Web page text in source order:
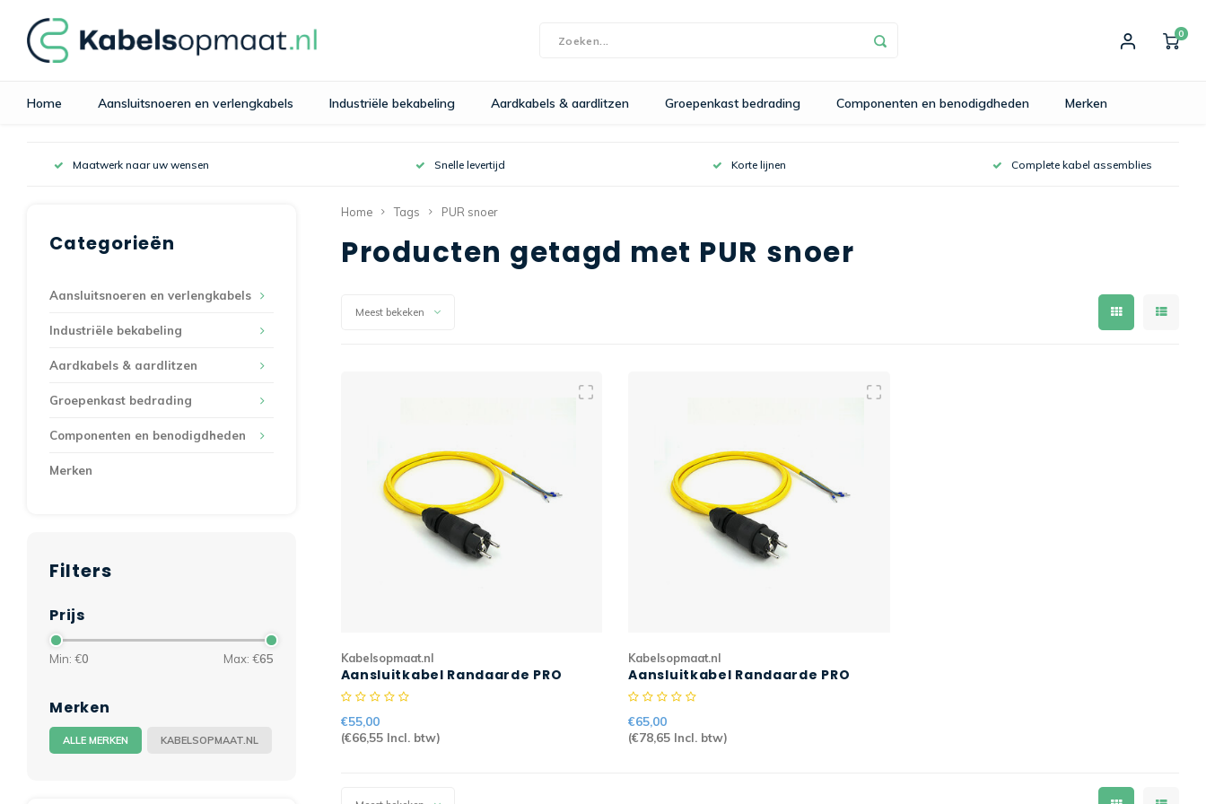
0
Home Aansluitsnoeren en verlengkabels Industriële bekabeling Aardkabels & aardlitzen Groepenkast bedrading Componenten en benodigdheden Merken
Maatwerk naar uw wensen Snelle levertijd Korte lijnen Complete kabel assemblies
Categorieën
Aansluitsnoeren en verlengkabels
Industriële bekabeling
Aardkabels & aardlitzen
Groepenkast bedrading
Componenten en benodigdheden
Merken
Filters
Prijs
Min: €0 Max: €65
Merken
ALLE MERKEN KABELSOPMAAT.NL
Home Tags PUR snoer
Producten getagd met PUR snoer
Meest bekeken
Kabelsopmaat.nl
Aansluitkabel Randaarde PRO
7mtr 3G1,5mm2 H07BQ-F
€55,00
(€66,55Incl. btw)
Kabelsopmaat.nl
Aansluitkabel Randaarde PRO
10mtr 3G1,5mm2 H07BQ-F
€65,00
(€78,65 Incl. btw)